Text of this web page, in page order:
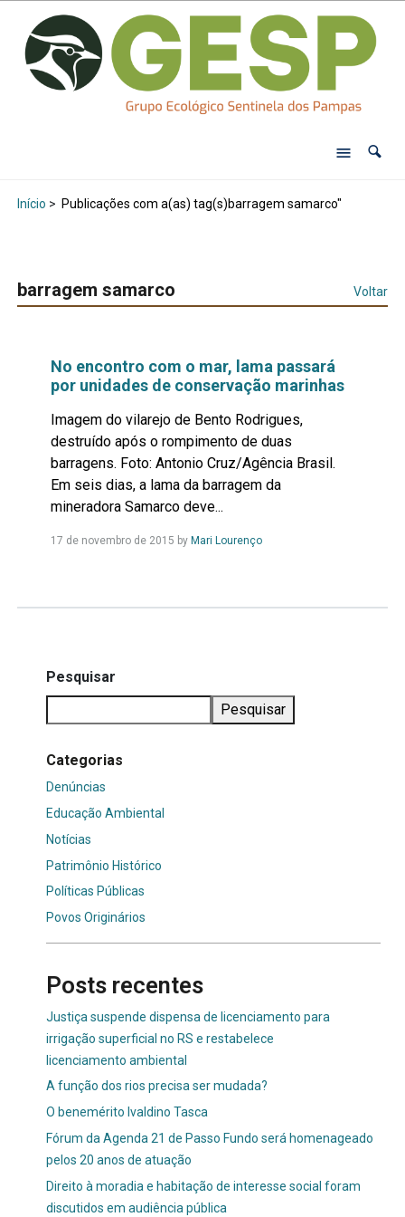
Início > Publicações com a(as) tag(s)barragem samarco"
barragem samarco Voltar
No encontro com o mar, lama passará
por unidades de conservação marinhas
Imagem do vilarejo de Bento Rodrigues,
destruído após o rompimento de duas
barragens. Foto: Antonio Cruz/Agência Brasil.
Em seis dias, a lama da barragem da
mineradora Samarco deve...
17 de novembro de 2015 by Mari LourençoLeia
Pesquisar
Pesquisar
Categorias
Denúncias
Educação Ambiental
Notícias
Patrimônio Histórico
Políticas Públicas
Povos Originários
Posts recentes
Justiça suspende dispensa de licenciamento para
irrigação superficial no RS e restabelece
licenciamento ambiental
A função dos rios precisa ser mudada?
O benemérito Ivaldino Tasca
Fórum da Agenda 21 de Passo Fundo será homenageado
pelos 20 anos de atuação
Direito à moradia e habitação de interesse social foram
discutidos em audiência pública